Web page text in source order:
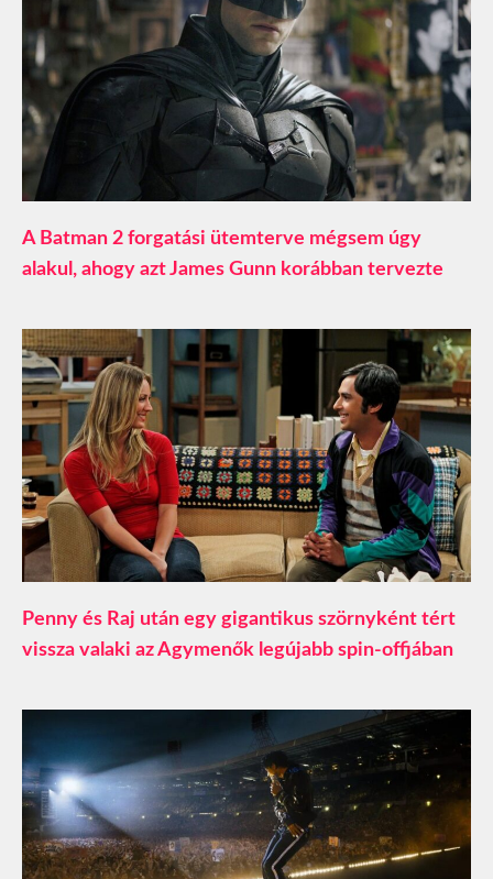
A Batman 2 forgatási ütemterve mégsem úgy
alakul, ahogy azt James Gunn korábban tervezte
Penny és Raj után egy gigantikus szörnyként tért
vissza valaki az Agymenők legújabb spin-offjában